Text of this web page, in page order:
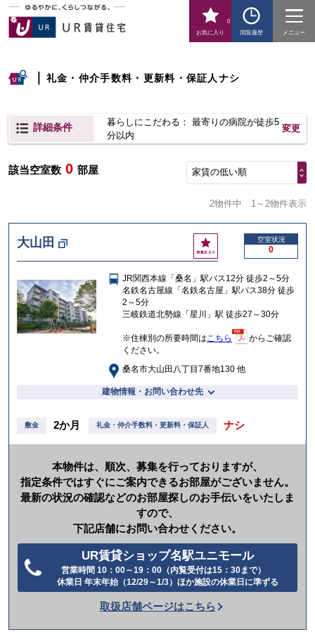
お気に入り
0
閲覧履歴
メニュー
礼金・仲介手数料・更新料・保証人ナシ
詳細条件
暮らしにこだわる： 最寄りの病院が徒歩5
分以内
変更
該当空室数 0 部屋 家賃の低い順
2物件中 1～2物件表示
大山田
お
気
入
り
空室状況
0
JR関西本線「桑名」駅バス12分 徒歩2～5分
名鉄名古屋線「名鉄名古屋」駅バス38分 徒歩
2～5分
三岐鉄道北勢線「星川」駅 徒歩27～30分
※住棟別の所要時間はこちら
からご確認
ください。
桑名市大山田八丁目7番地130 他
建物情報・お問い合わせ先
敷金 2か月 礼金・仲介手数料・更新料・保証人 ナシ
本物件は、順次、募集を行っておりますが、
指定条件ではすぐにご案内できるお部屋がございません。
最新の状況の確認などのお部屋探しのお手伝いをいたしま
すので、
下記店舗にお問い合わせください。
UR賃貸ショップ名駅ユニモール
営業時間 10：00～19：00（内覧受付は15：30まで）
休業日 年末年始（12/29～1/3）ほか施設の休業日に準ずる
話
か
取扱店舗ページはこちら